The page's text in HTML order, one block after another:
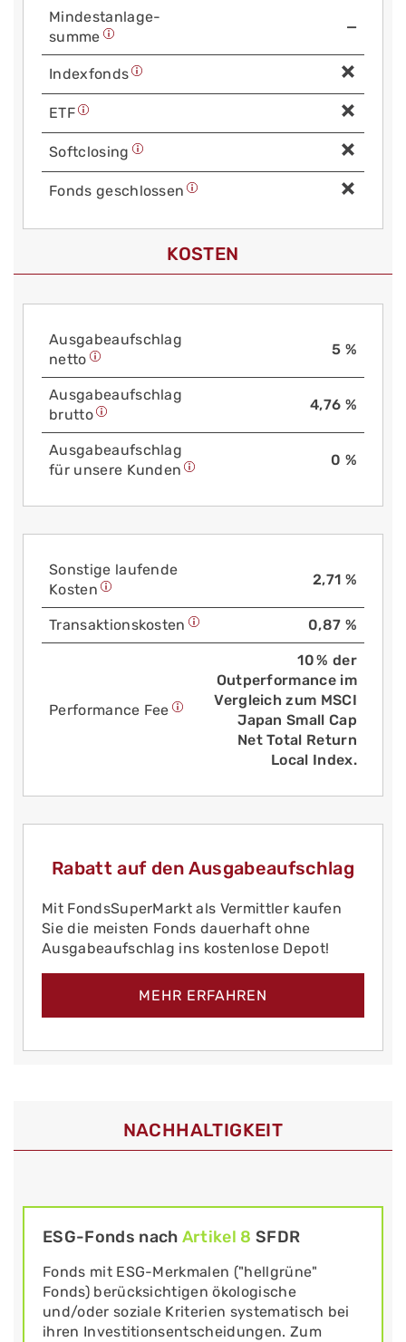
Mindest­anlage­
summe
—
Index­fonds
ETF
Soft­closing
Fonds geschlossen
KOSTEN
Aus­gabe­auf­schlag
netto
5 %
Aus­gabe­auf­schlag
brutto
4,76 %
Aus­gabe­auf­schlag
für unsere Kunden
0 %
Sonstige laufende
Kosten
2,71 %
Trans­aktions­kosten 0,87 %
Performance Fee
10 % der
Outperformance im
Vergleich zum MSCI
Japan Small Cap
Net Total Return
Local Index.
Rabatt auf den Ausgabeaufschlag
Mit FondsSuperMarkt als Vermittler kaufen
Sie die meisten Fonds dauerhaft ohne
Ausgabeaufschlag ins kostenlose Depot!
MEHR ERFAHREN
NACHHALTIGKEIT
ESG-Fonds nach Artikel 8 SFDR
Fonds mit ESG-Merkmalen ("hellgrüne"
Fonds) berücksichtigen ökologische
und/oder soziale Kriterien systematisch bei
ihren Investitionsentscheidungen. Zum